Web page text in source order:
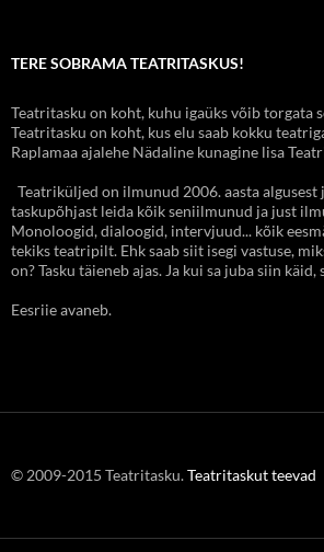
TERE SOBRAMA TEATRITASKUS!
Teatritasku on koht, kuhu igaüks võib torgata
Teatritasku on koht, kus elu saab kokku
Raplamaa ajalehe Nädaline kunagine lisa
Teatriküljed on ilmunud 2006. aasta algusest
taskupõhjast leida kõik seniilmunud ja just
Monoloogid, dialoogid, intervjuud... kõik
tekiks teatripilt. Ehk saab siit isegi vastuse,
on? Tasku täieneb ajas. Ja kui sa juba siin
Eesriie avaneb.
© 2009-2015 Teatritasku.Teatritaskut teevad